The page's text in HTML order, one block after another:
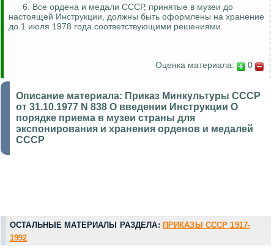
6. Все ордена и медали СССР, принятые в музеи до
настоящей Инструкции, должны быть оформлены на хранение
до 1 июля 1978 года соответствующими решениями.
Оценка материала: 0
Описание материала: Приказ Минкультуры СССР
от 31.10.1977 N 838 О введении Инструкции О
порядке приема в музеи страны для
экспонирования и хранения орденов и медалей
СССР
ОСТАЛЬНЫЕ МАТЕРИАЛЫ РАЗДЕЛА: ПРИКАЗЫ СССР 1917-
1992